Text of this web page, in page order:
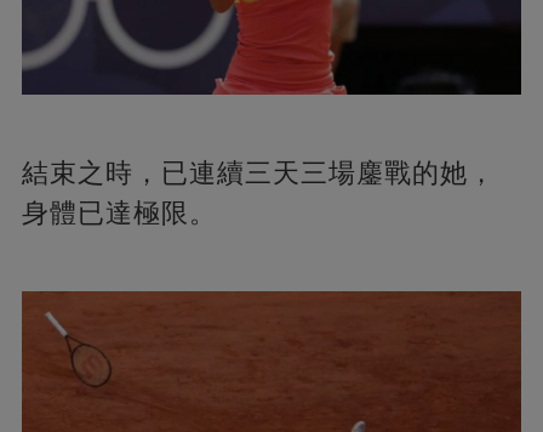
結束之時，已連續三天三場鏖戰的她，
身體已達極限。